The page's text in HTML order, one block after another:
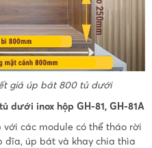
giá úp bát 800 tủ dưới
dưới inox hộp GH-81, GH-81A
các module có thể tháo rời
đĩa, úp bát và khay chia thìa